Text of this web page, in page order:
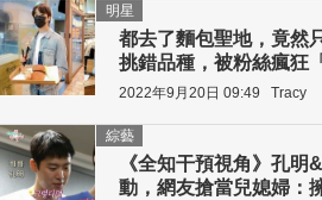
都去了麵包聖地，竟然
挑錯品種，被粉絲瘋狂
明星
2022年9月20日 09:49 Tracy
《全知干預視角》孔明
動，網友搶當兒媳婦：
綜藝